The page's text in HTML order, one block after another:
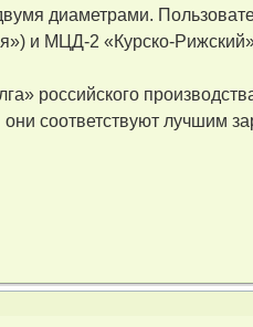
диаметрами.
и МЦД-2 «Курско-
российского
соответствуют лучшим